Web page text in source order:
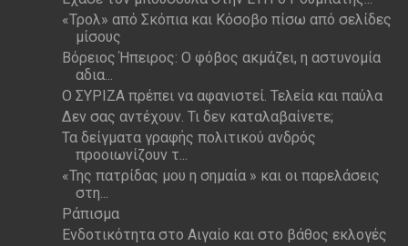
«Τρολ» από Σκόπια και Κόσοβο πίσω από σελίδες
μίσους
Βόρειος Ήπειρος: Ο φόβος ακμάζει, η αστυνομία
αδια...
Ο ΣΥΡΙΖΑ πρέπει να αφανιστεί. Τελεία και παύλα
Δεν σας αντέχουν. Τι δεν καταλαβαίνετε;
Τα δείγματα γραφής πολιτικού ανδρός
προοιωνίζουν τ...
«Της πατρίδας μου η σημαία » και οι παρελάσεις
στη...
Ράπισμα
Ενδοτικότητα στο Αιγαίο και στο βάθος εκλογές